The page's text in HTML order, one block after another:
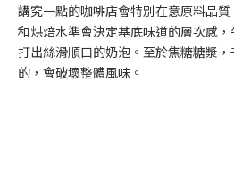
講究一點的咖啡店會特別在意原料品
和烘焙水準會決定基底味道的層次感
打出絲滑順口的奶泡。至於焦糖糖漿
的，會破壞整體風味。